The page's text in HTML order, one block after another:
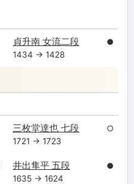
貞升南 女流二段
1434 → 1428
●
三枚堂達也 七段
1721 → 1723
○
井出隼平 五段
1635 → 1624
●